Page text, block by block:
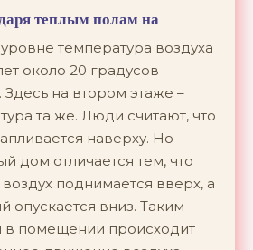
теплым полам на
температура воздуха
около 20 градусов
Здесь на втором этаже –
та же. Люди считают, что
наверху. Но
дом отличается тем, что
поднимается вверх, а
опускается вниз. Таким
в помещении происходит